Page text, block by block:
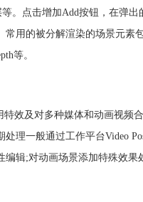
。点击增加Add按钮，在弹
常用的被分解渲染的场景元素
等。
及对多种媒体和动画视频
理一般通过工作平台Video
编辑;对动画场景添加特殊效